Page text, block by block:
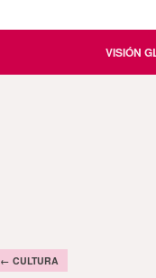
VISIÓN
← CULTURA